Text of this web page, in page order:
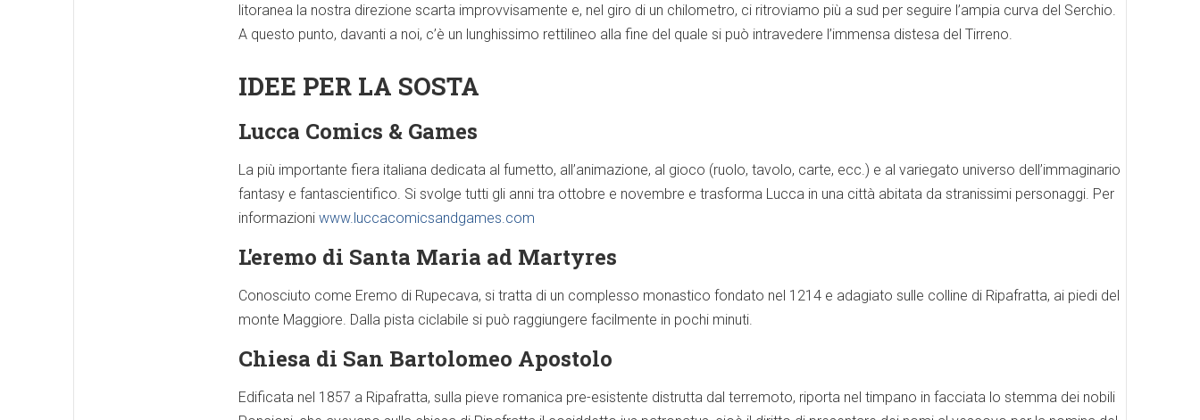
litoranea la nostra direzione scarta improvvisamente e, nel giro di un chilometro, ci ritroviamo più a sud per seguire l’ampia curva del Serchio.
A questo punto, davanti a noi, c’è un lunghissimo rettilineo alla fine del quale si può intravedere l’immensa distesa del Tirreno.
IDEE PER LA SOSTA
Lucca Comics & Games
La più importante fiera italiana dedicata al fumetto, all’animazione, al gioco (ruolo, tavolo, carte, ecc.) e al variegato universo dell’immaginario
fantasy e fantascientifico. Si svolge tutti gli anni tra ottobre e novembre e trasforma Lucca in una città abitata da stranissimi personaggi. Per
informazioni www.luccacomicsandgames.com
L'eremo di Santa Maria ad Martyres
Conosciuto come Eremo di Rupecava, si tratta di un complesso monastico fondato nel 1214 e adagiato sulle colline di Ripafratta, ai piedi del
monte Maggiore. Dalla pista ciclabile si può raggiungere facilmente in pochi minuti.
Chiesa di San Bartolomeo Apostolo
Edificata nel 1857 a Ripafratta, sulla pieve romanica pre-esistente distrutta dal terremoto, riporta nel timpano in facciata lo stemma dei nobili